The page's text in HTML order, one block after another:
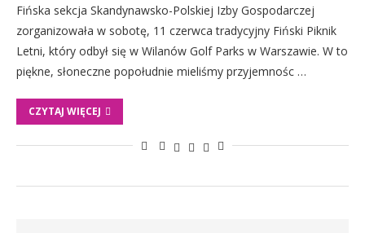
Fińska sekcja Skandynawsko-Polskiej Izby Gospodarczej
zorganizowała w sobotę, 11 czerwca tradycyjny Fiński Piknik
Letni, który odbył się w Wilanów Golf Parks w Warszawie. W to
piękne, słoneczne popołudnie mieliśmy przyjemnośc …
CZYTAJ WIĘCEJ